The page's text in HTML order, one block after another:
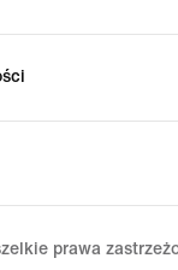
prawa